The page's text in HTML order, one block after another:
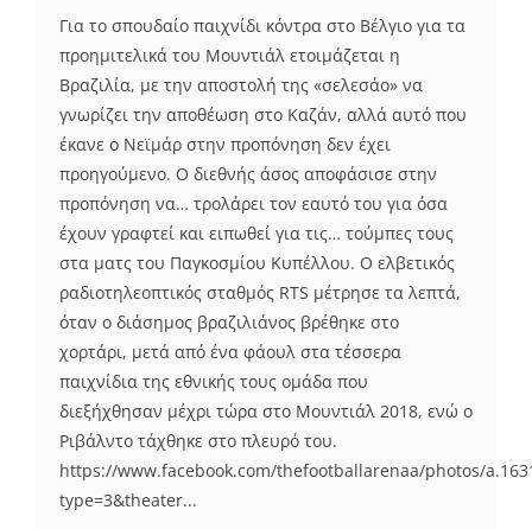
Για το σπουδαίο παιχνίδι κόντρα στο Βέλγιο για τα
προημιτελικά του Μουντιάλ ετοιμάζεται η
Βραζιλία, με την αποστολή της «σελεσάο» να
γνωρίζει την αποθέωση στο Καζάν, αλλά αυτό που
έκανε ο Νεϊμάρ στην προπόνηση δεν έχει
προηγούμενο. Ο διεθνής άσος αποφάσισε στην
προπόνηση να… τρολάρει τον εαυτό του για όσα
έχουν γραφτεί και ειπωθεί για τις… τούμπες τους
στα ματς του Παγκοσμίου Κυπέλλου. Ο ελβετικός
ραδιοτηλεοπτικός σταθμός RTS μέτρησε τα λεπτά,
όταν ο διάσημος βραζιλιάνος βρέθηκε στο
χορτάρι, μετά από ένα φάουλ στα τέσσερα
παιχνίδια της εθνικής τους ομάδα που
διεξήχθησαν μέχρι τώρα στο Μουντιάλ 2018, ενώ ο
Ριβάλντο τάχθηκε στο πλευρό του.
https://www.facebook.com/thefootballarenaa/photos/
type=3&theater...